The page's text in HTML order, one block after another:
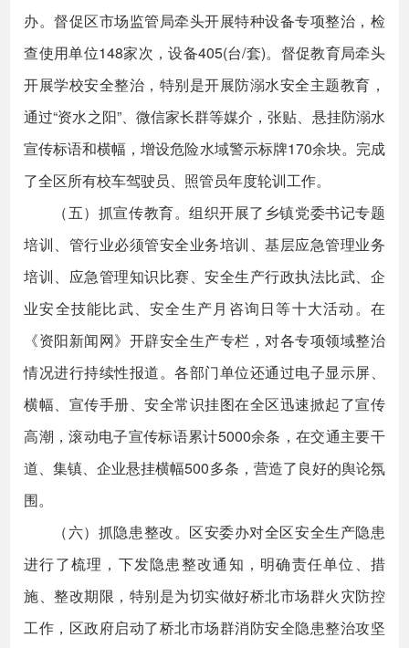
办。督促区市场监管局牵头开展特种设备专项整治，检
查使用单位148家次，设备405(台/套)。督促教育局牵头
开展学校安全整治，特别是开展防溺水安全主题教育，
通过“资水之阳”、微信家长群等媒介，张贴、悬挂防溺水
宣传标语和横幅，增设危险水域警示标牌170余块。完成
了全区所有校车驾驶员、照管员年度轮训工作。
（五）抓宣传教育。组织开展了乡镇党委书记专题
培训、管行业必须管安全业务培训、基层应急管理业务
培训、应急管理知识比赛、安全生产行政执法比武、企
业安全技能比武、安全生产月咨询日等十大活动。在
《资阳新闻网》开辟安全生产专栏，对各专项领域整治
情况进行持续性报道。各部门单位还通过电子显示屏、
横幅、宣传手册、安全常识挂图在全区迅速掀起了宣传
高潮，滚动电子宣传标语累计5000余条，在交通主要干
道、集镇、企业悬挂横幅500多条，营造了良好的舆论氛
围。
（六）抓隐患整改。区安委办对全区安全生产隐患
进行了梳理，下发隐患整改通知，明确责任单位、措
施、整改期限，特别是为切实做好桥北市场群火灾防控
工作，区政府启动了桥北市场群消防安全隐患整治攻坚